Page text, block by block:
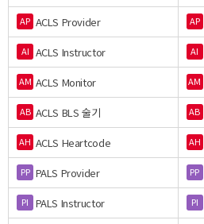
AP ACLS Provider AP
AI ACLS Instructor AI
AM ACLS Monitor AM
AB ACLS BLS 술기 AB
AH ACLS Heartcode AH
PP PALS Provider PP
PI PALS Instructor PI